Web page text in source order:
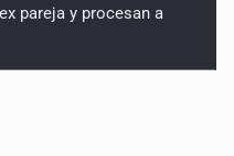
pareja y procesan a